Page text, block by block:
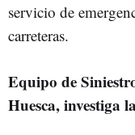
servicio de
carreteras.
Equipo de
Huesca, investiga